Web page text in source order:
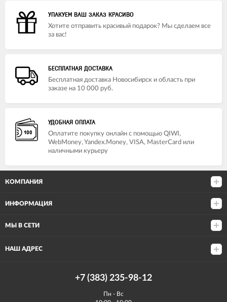
УПАКУЕМ ВАШ ЗАКАЗ КРАСИВО
Хотите отправить красивый подарок? Мы сделаем все
за вас!
БЕСПЛАТНАЯ ДОСТАВКА
Бесплатная доставка Новосибирск и область при
заказе на 10 000 руб.
УДОБНАЯ ОПЛАТА
Оплатите покупку онлайн с помощью QIWI,
WebMoney, Yandex.Money, VISA, MasterCard или
наличными курьеру
КОМПАНИЯ
ИНФОРМАЦИЯ
МЫ В СЕТИ
НАШ АДРЕС
+7 (383) 235-98-12
Пн - Вс